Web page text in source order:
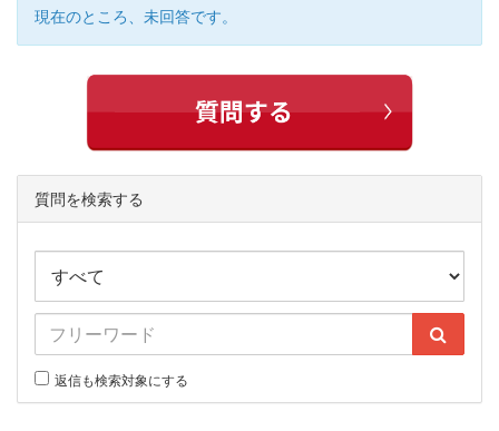
現在のところ、未回答です。
質問を検索する
返信も検索対象にする